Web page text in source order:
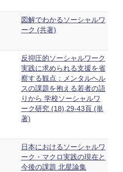
図解でわかるソーシャルワ
ーク (共著)
反抑圧的ソーシャルワーク
実践に求められる支援を省
察する観点：メンタルヘル
スの課題を抱える若者の語
りから 学校ソーシャルワ
ーク研究 (18),29-43頁 (単
著)
日本におけるソーシャルワ
ーク・マクロ実践の現在と
今後の課題 北星論集